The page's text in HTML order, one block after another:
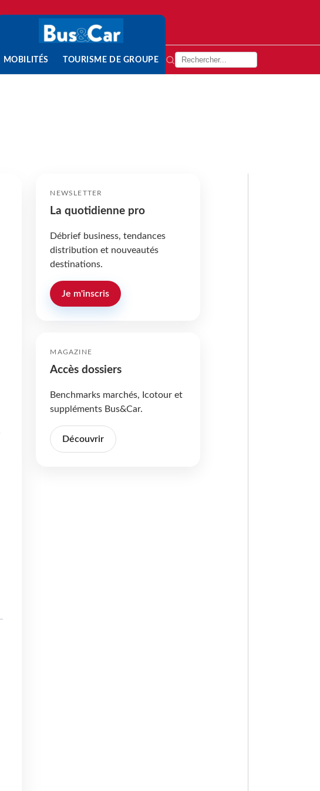
MOBILITÉS TOURISME DE GROUPE
NEWSLETTER
La quotidienne pro
Débrief business, tendances
distribution et nouveautés
destinations.
Je m'inscris
MAGAZINE
Accès dossiers
Benchmarks marchés, Icotour et
suppléments Bus&Car.
Découvrir